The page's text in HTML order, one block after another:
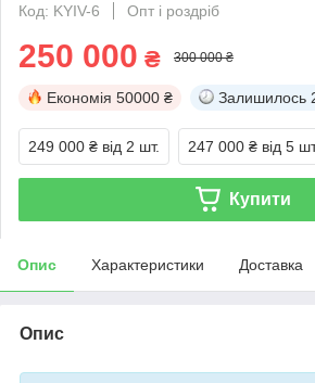
Код: KYIV-6
Опт і роздріб
250 000 ₴ 300 000 ₴
Економія 50000 ₴ Залишилось
249 000 ₴ від 2 шт. 247 000 ₴ від 5
Купити
Опис Характеристики Доставка
Опис